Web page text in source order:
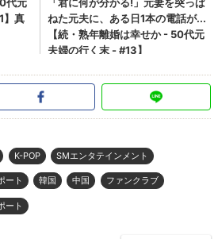
K-POP SMエンタテインメント
ート 韓国 中国 ファンクラブ
ート